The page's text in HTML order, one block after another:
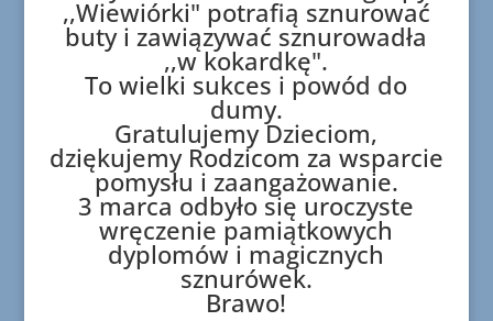
,,Wiewiórki" potrafią sznurować
buty i zawiązywać sznurowadła
,,w kokardkę".
To wielki sukces i powód do
dumy.
Gratulujemy Dzieciom,
dziękujemy Rodzicom za wsparcie
pomysłu i zaangażowanie.
3 marca odbyło się uroczyste
wręczenie pamiątkowych
dyplomów i magicznych
sznurówek.
Brawo!